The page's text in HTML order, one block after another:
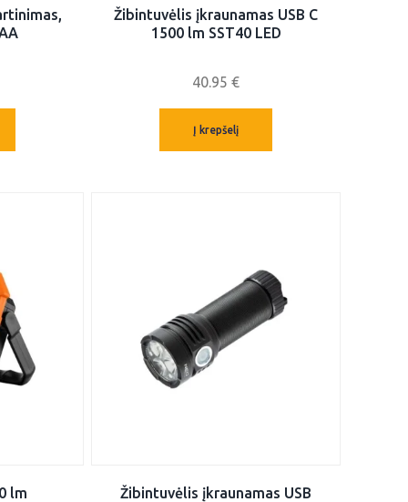
Žibintuvėlis įkraunamas USB C
1500 lm SST40 LED
40.95€
Į krepšelį
lm
Žibintuvėlis įkraunamas USB